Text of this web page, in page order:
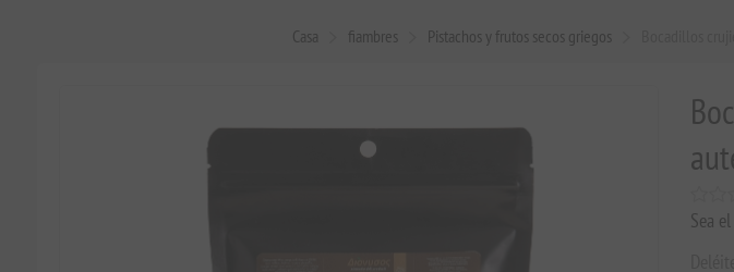
Casa fiambres Pistachos y frutos secos griegos
Sea